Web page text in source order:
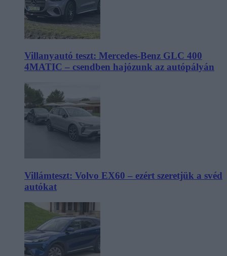
Villanyautó teszt: Mercedes-Benz GLC 400
4MATIC – csendben hajózunk az autópályán
Villámteszt: Volvo EX60 – ezért szeretjük a svéd
autókat